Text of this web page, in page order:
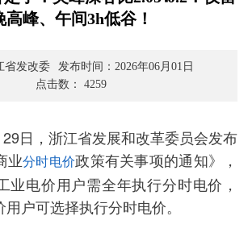
高峰、午间3h低谷！
省发改委
发布时间：2026年06月01日
点击数： 4259
日，浙江省发展和改革委员会发布
业分时电价政策有关事项的通知》，
业电价用户需全年执行分时电价，
户可选择执行分时电价。